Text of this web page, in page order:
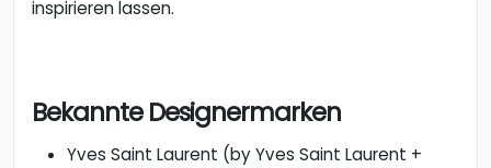
Gucci (by Guccio Gucci)
Prada (by Mario Prada)
Louis Vuitton (by Louis Vuitton)